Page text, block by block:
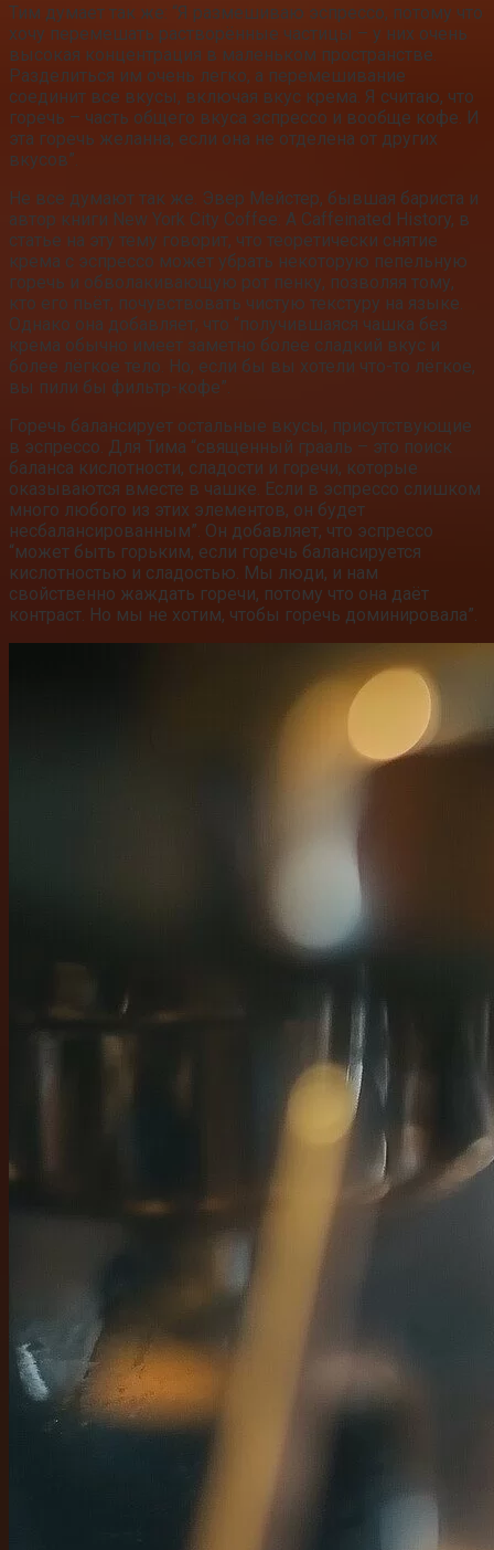
Тим думает так же: “Я размешиваю эспрессо, потому что
хочу перемешать растворённые частицы – у них очень
высокая концентрация в маленьком пространстве.
Разделиться им очень легко, а перемешивание
соединит все вкусы, включая вкус крема. Я считаю, что
горечь – часть общего вкуса эспрессо и вообще кофе. И
эта горечь желанна, если она не отделена от других
вкусов”.
Не все думают так же. Эвер Мейстер, бывшая бариста и
автор книги New York City Coffee: A Caffeinated History, в
статье на эту тему говорит, что теоретически снятие
крема с эспрессо может убрать некоторую пепельную
горечь и обволакивающую рот пенку, позволяя тому,
кто его пьёт, почувствовать чистую текстуру на языке.
Однако она добавляет, что “получившаяся чашка без
крема обычно имеет заметно более сладкий вкус и
более лёгкое тело. Но, если бы вы хотели что-то лёгкое,
вы пили бы фильтр-кофе”.
Горечь балансирует остальные вкусы, присутствующие
в эспрессо. Для Тима “священный грааль – это поиск
баланса кислотности, сладости и горечи, которые
оказываются вместе в чашке. Если в эспрессо слишком
много любого из этих элементов, он будет
несбалансированным”. Он добавляет, что эспрессо
“может быть горьким, если горечь балансируется
кислотностью и сладостью. Мы люди, и нам
свойственно жаждать горечи, потому что она даёт
контраст. Но мы не хотим, чтобы горечь доминировала”.